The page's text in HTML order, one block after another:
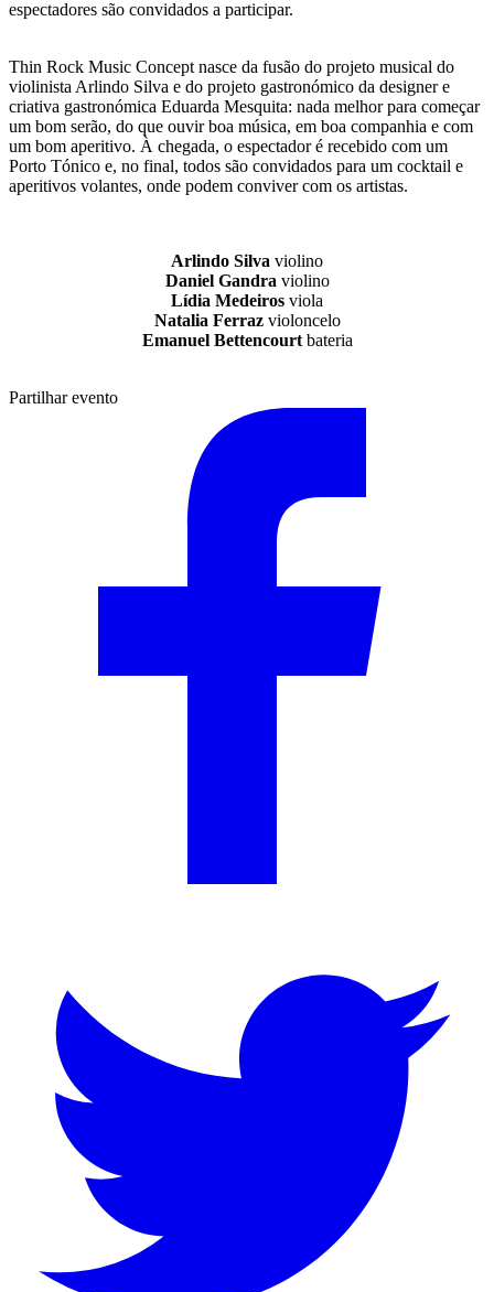
espectadores são convidados a participar.
Thin Rock Music Concept nasce da fusão do projeto musical do
violinista Arlindo Silva e do projeto gastronómico da designer e
criativa gastronómica Eduarda Mesquita: nada melhor para começar
um bom serão, do que ouvir boa música, em boa companhia e com
um bom aperitivo. À chegada, o espectador é recebido com um
Porto Tónico e, no final, todos são convidados para um cocktail e
aperitivos volantes, onde podem conviver com os artistas.
Arlindo Silva violino
Daniel Gandra violino
Lídia Medeiros viola
Natalia Ferrazvioloncelo
Emanuel Bettencourtbateria
Partilhar evento